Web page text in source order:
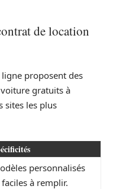
de location
proposent des
gratuits à
sites les plus
personnalisés
à remplir.